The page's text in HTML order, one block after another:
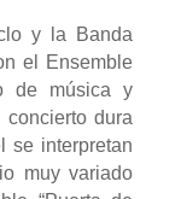
y la Banda
el Ensemble
de música y
dura
se interpretan
muy variado